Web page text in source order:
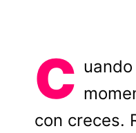
C
con creces.